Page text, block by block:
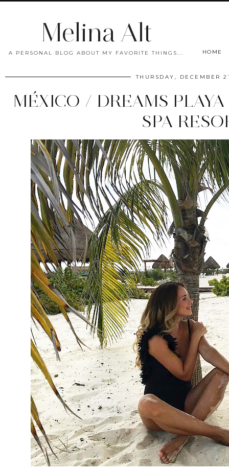
Melina Alt
A PERSONAL BLOG ABOUT MY FAVORITE THINGS... HOME
THURSDAY, DECEMBER
MÉXICO / DREAMS
SPA